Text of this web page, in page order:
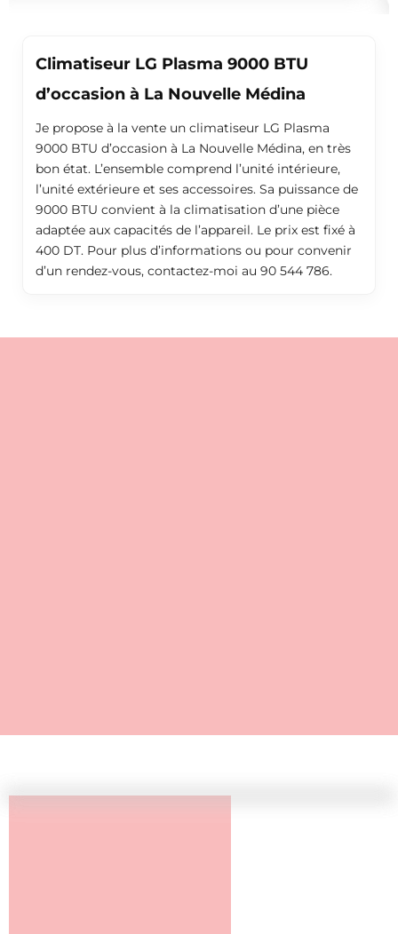
Climatiseur LG Plasma 9000 BTU
d’occasion à La Nouvelle Médina
Je propose à la vente un climatiseur LG Plasma
9000 BTU d’occasion à La Nouvelle Médina, en très
bon état. L’ensemble comprend l’unité intérieure,
l’unité extérieure et ses accessoires. Sa puissance de
9000 BTU convient à la climatisation d’une pièce
adaptée aux capacités de l’appareil. Le prix est fixé à
400 DT. Pour plus d’informations ou pour convenir
d’un rendez-vous, contactez-moi au 90 544 786.